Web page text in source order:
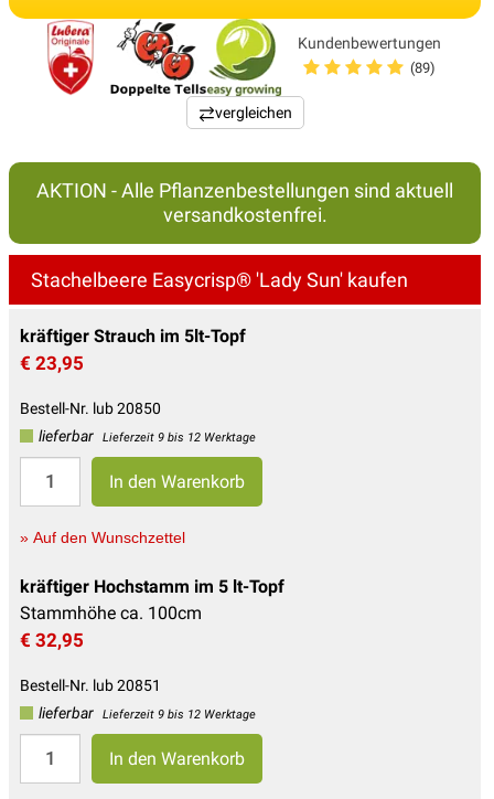
Kundenbewertungen
(89)
vergleichen
AKTION - Alle Pflanzenbestellungen sind aktuell
versandkostenfrei.
Stachelbeere Easycrisp® 'Lady Sun' kaufen
kräftiger Strauch im 5lt-Topf
€ 23,95
Bestell-Nr. lub 20850
lieferbar
Lieferzeit 9 bis 12 Werktage
» Auf den Wunschzettel
kräftiger Hochstamm im 5 lt-Topf
Stammhöhe ca. 100cm
€ 32,95
Bestell-Nr. lub 20851
lieferbar
Lieferzeit 9 bis 12 Werktage